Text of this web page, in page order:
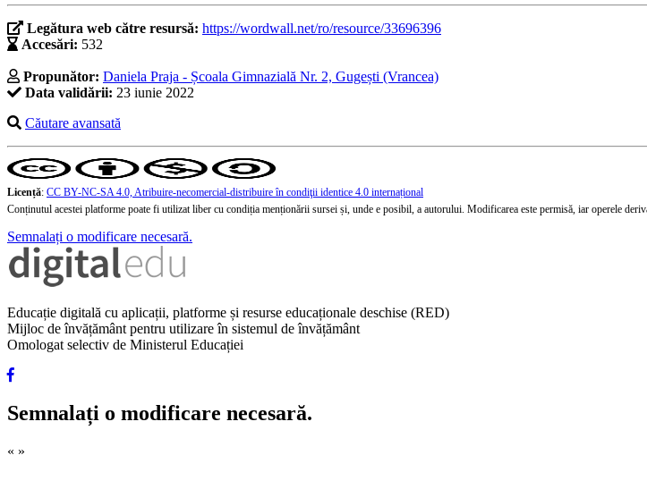
Legătura web către resursă: https://wordwall.net/ro/resource/33696396
Accesări: 532
Propunător: Daniela Praja - Școala Gimnazială Nr. 2, Gugești (Vrancea)
Data validării: 23 iunie 2022
Căutare avansată
Licență: CC BY-NC-SA 4.0, Atribuire-necomercial-distribuire în condiţii identice 4.0 internațional
Conținutul acestei platforme poate fi utilizat liber cu condiția menționării sursei și, unde e posibil, a autorului. Modificarea este permisă, iar operele
Semnalați o modificare necesară.
Educație digitală cu aplicații, platforme și resurse educaționale deschise (RED)
Mijloc de învățământ pentru utilizare în sistemul de învățământ
Omologat selectiv de Ministerul Educației
Semnalați o modificare necesară.
« »